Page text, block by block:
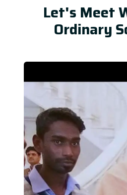
Let's Meet
Ordinary